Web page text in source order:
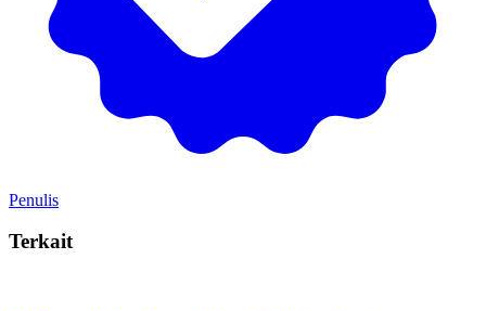
Penulis
Terkait